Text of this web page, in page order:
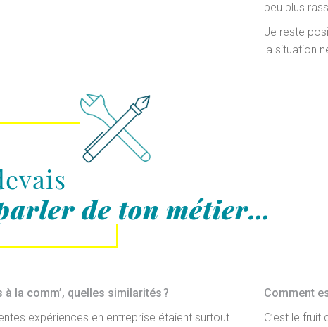
peu plus
Je reste
la situation
de ton métier…
à la comm’, quelles similarités ?
expériences en entreprise étaient surtout
Comment
C’est le